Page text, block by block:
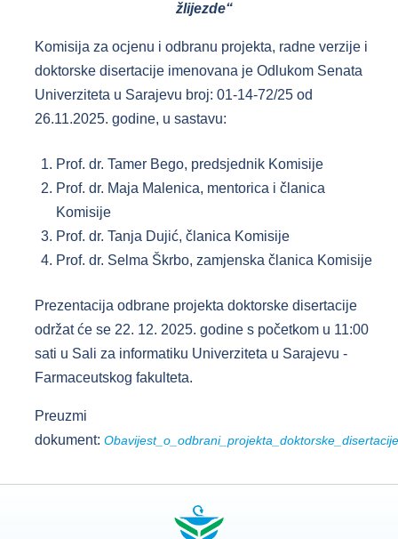
žlijezde“
Komisija za ocjenu i odbranu projekta, radne verzije i
doktorske disertacije imenovana je Odlukom Senata
Univerziteta u Sarajevu broj: 01-14-72/25 od
26.11.2025. godine, u sastavu:
Prof. dr. Tamer Bego, predsjednik Komisije
Prof. dr. Maja Malenica, mentorica i članica
Komisije
Prof. dr. Tanja Dujić, članica Komisije
Prof. dr. Selma Škrbo, zamjenska članica Komisije
Prezentacija odbrane projekta doktorske disertacije
održat će se 22. 12. 2025. godine s početkom u 11:00
sati u Sali za informatiku Univerziteta u Sarajevu -
Farmaceutskog fakulteta.
Preuzmi
dokument: